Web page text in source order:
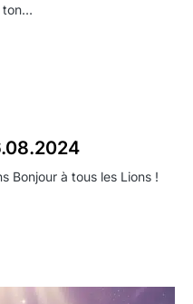
ton…
Bonjour à tous les Lions !